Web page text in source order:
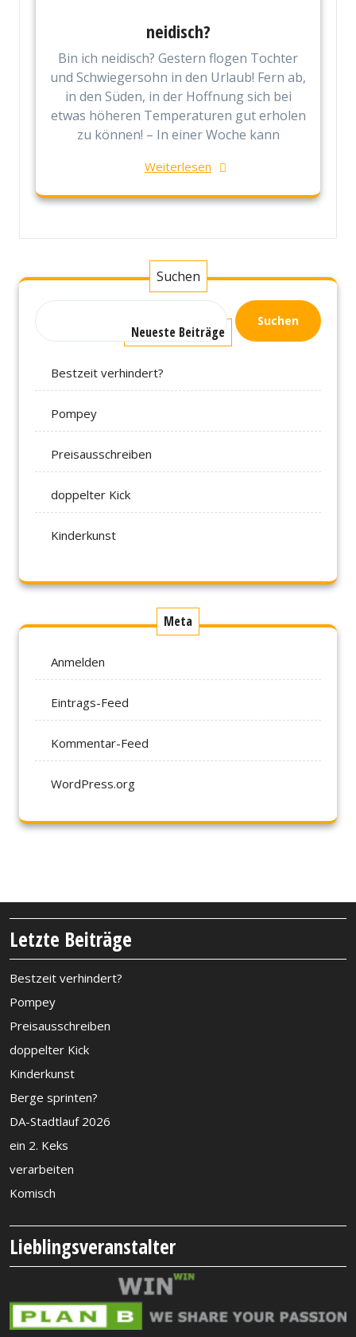
neidisch?
Bin ich neidisch? Gestern flogen Tochter
und Schwiegersohn in den Urlaub! Fern ab,
in den Süden, in der Hoffnung sich bei
etwas höheren Temperaturen gut erholen
zu können! – In einer Woche kann
Weiterlesen
Suchen
Suchen
Neueste Beiträge
Bestzeit verhindert?
Pompey
Preisausschreiben
doppelter Kick
Kinderkunst
Meta
Anmelden
Eintrags-Feed
Kommentar-Feed
WordPress.org
Letzte Beiträge
Bestzeit verhindert?
Pompey
Preisausschreiben
doppelter Kick
Kinderkunst
Berge sprinten?
DA-Stadtlauf 2026
ein 2. Keks
verarbeiten
Komisch
Lieblingsveranstalter